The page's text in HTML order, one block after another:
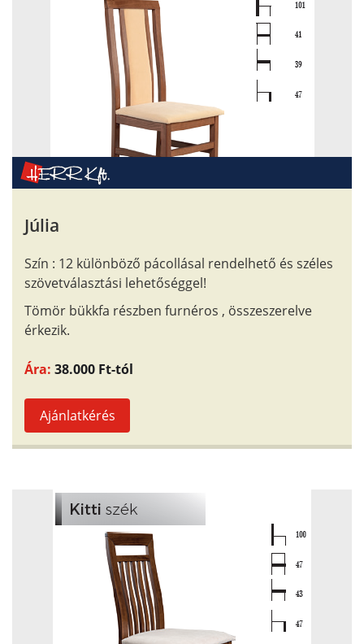
Júlia
Szín : 12 különböző pácollásal rendelhető és széles
szövetválasztási lehetőséggel!
Tömör bükkfa részben furnéros , összeszerelve
érkezik.
Ára: 38.000 Ft-tól
Ajánlatkérés